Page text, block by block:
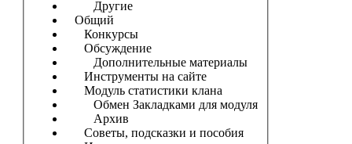
Другие
Общий
Конкурсы
Обсуждение
Дополнительные материалы
Инструменты на сайте
Модуль статистики клана
Обмен Закладками для модуля
Архив
Советы, подсказки и пособия